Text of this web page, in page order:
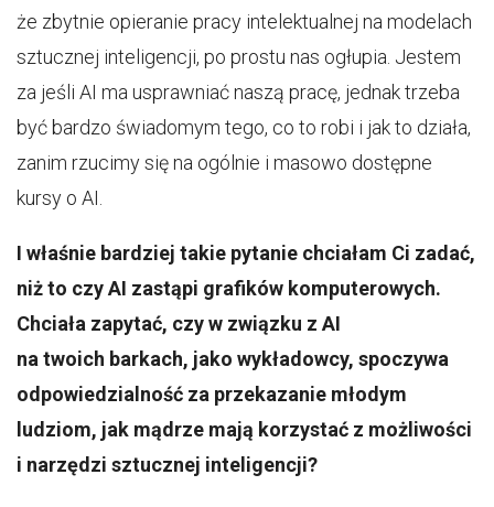
że zbytnie opieranie pracy intelektualnej na modelach
sztucznej inteligencji, po prostu nas ogłupia. Jestem
za jeśli AI ma usprawniać naszą pracę, jednak trzeba
być bardzo świadomym tego, co to robi i jak to działa,
zanim rzucimy się na ogólnie i masowo dostępne
kursy o AI.
I właśnie bardziej takie pytanie chciałam Ci zadać,
niż to czy AI zastąpi grafików komputerowych.
Chciała zapytać, czy w związku z AI
na twoich barkach, jako wykładowcy, spoczywa
odpowiedzialność za przekazanie młodym
ludziom, jak mądrze mają korzystać z możliwości
i narzędzi sztucznej inteligencji?